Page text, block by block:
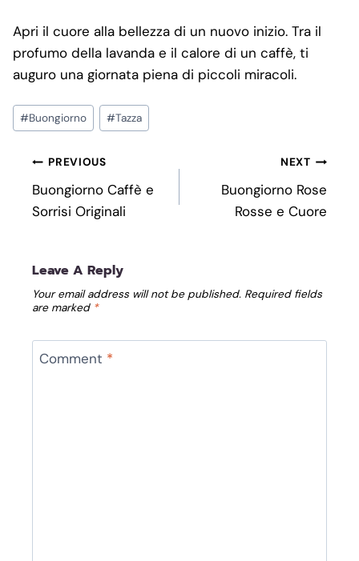
Apri il cuore alla bellezza di un nuovo inizio. Tra il
profumo della lavanda e il calore di un caffè, ti
auguro una giornata piena di piccoli miracoli.
Post
Tags:
#Buongiorno #Tazza
Post
Navigation
PREVIOUS
Buongiorno Caffè e
Sorrisi Originali
NEXT
Buongiorno Rose
Rosse e Cuore
Leave A Reply
Your email address will not be published. Required fields
are marked *
Comment *